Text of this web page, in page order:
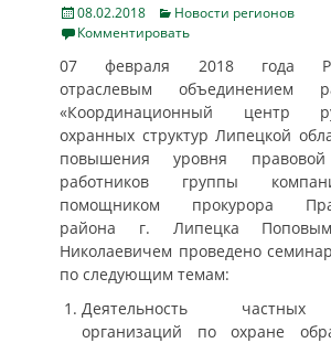
Posted
on
08.02.2018 Categories
Новости регионов
Комментировать
07 февраля 2018 года
отраслевым объединением
«Координационный центр
охранных структур Липецкой
повышения уровня правовой
работников группы
помощником прокурора
района г. Липецка
Николаевичем проведено
по следующим темам:
Деятельность
организаций по охране